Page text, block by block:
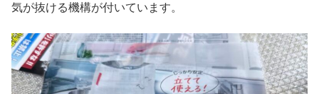
気が抜ける機構が付いています。